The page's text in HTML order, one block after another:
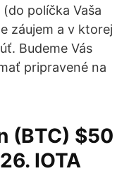
políčka Vaša
záujem a v ktorej
Budeme Vás
pripravené na
(BTC) $50
IOTA